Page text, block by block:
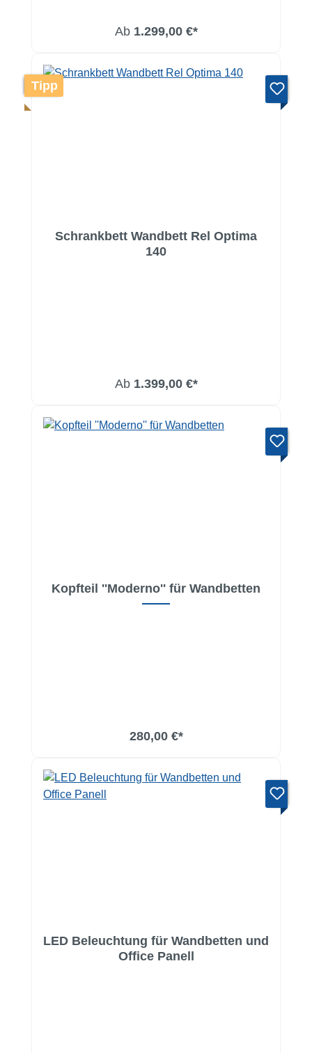
Ab 1.299,00 €*
Tipp
Schrankbett Wandbett Rel Optima
140
Ab 1.399,00 €*
Kopfteil ''Moderno'' für Wandbetten
280,00 €*
LED Beleuchtung für Wandbetten und
Office Panell